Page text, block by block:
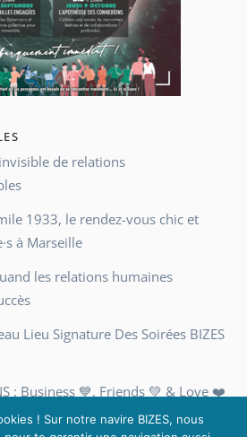
de relations
1933, le rendez-vous chic et
à Marseille
les relations humaines
Lieu Signature Des Soirées BIZES
: Business 💙, Friends 💚 & Love ❤️
les autres, à Marseille
! Sur notre navire BIZES, nous